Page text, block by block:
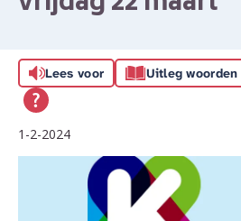
Lees voor Uitleg woorden
1-2-2024